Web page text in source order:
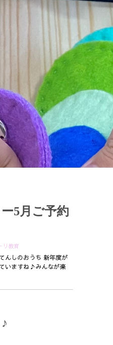
5月ご予約
リ教育
んしのおうち 新年度が
いますね♪みんなが楽